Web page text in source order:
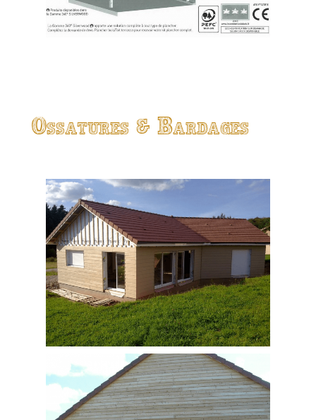
Ossatures & Bardages